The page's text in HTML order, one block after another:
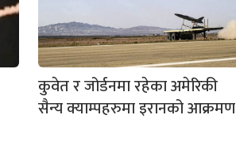
कुवेत र जोर्डनमा रहेका अमेरिकी
सैन्य क्याम्पहरुमा इरानको आक्रमण